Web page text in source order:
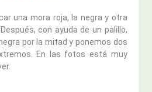
una mora roja, la negra y otra
con ayuda de un palillo,
por la mitad y ponemos dos
En las fotos está muy